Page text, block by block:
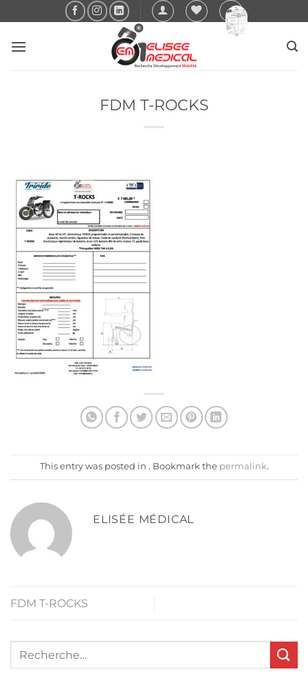
au
contenu
FDM T-ROCKS
This entry was posted in . Bookmark the permalink.
ELISÉE MÉDICAL
FDM T-ROCKS